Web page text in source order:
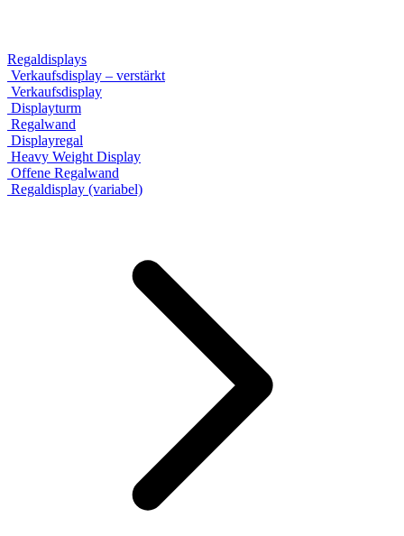
Regaldisplays
Verkaufsdisplay – verstärkt
Verkaufsdisplay
Displayturm
Regalwand
Displayregal
Heavy Weight Display
Offene Regalwand
Regaldisplay (variabel)